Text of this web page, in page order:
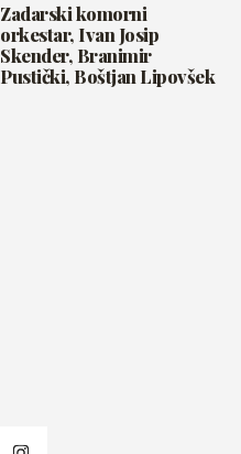
Zadarski komorni
orkestar, Ivan Josip
Skender, Branimir
Pustički, Boštjan Lipovšek